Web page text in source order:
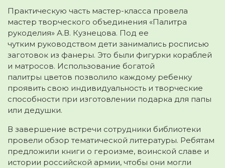
Практическую часть мастер-класса провела
мастер творческого объединения «Палитра
рукоделия» А.В. Кузнецова. Под ее
чутким руководством дети занимались росписью
заготовок из фанеры. Это были фигурки кораблей
и матросов. Использование богатой
палитры цветов позволило каждому ребенку
проявить свою индивидуальность и творческие
способности при изготовлении подарка для папы
или дедушки.
В завершение встречи сотрудники библиотеки
провели обзор тематической литературы. Ребятам
предложили книги о героизме, воинской славе и
истории российской армии, чтобы они могли